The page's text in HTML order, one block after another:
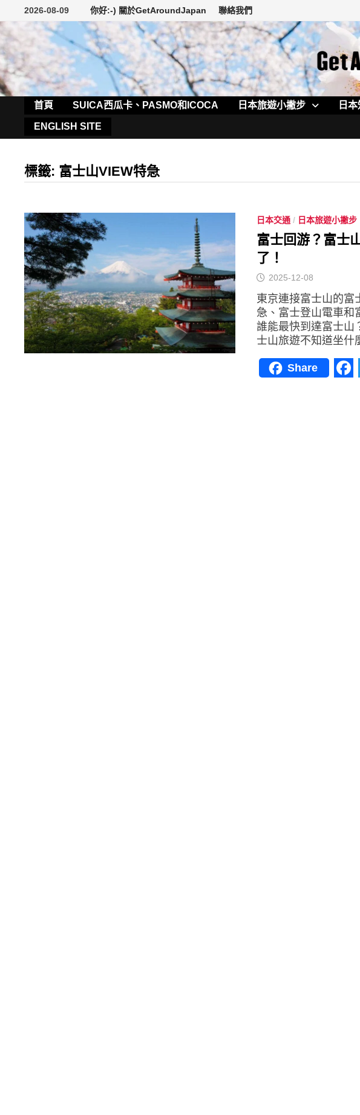
to
content
2026-08-09 你好:-) 關於GetAroundJapan 聯絡我們
首頁 SUICA西瓜卡、PASMO和ICOCA 日本旅遊小撇步 日
ENGLISH SITE
標籤: 富士山VIEW特急
日本交通 / 日本旅遊小撇步
富士回游？富士
了！
2025-12-08
東京連接富士山的富
急、富士登山電車和
誰能最快到達富士山
士山旅遊不知道坐什
Share